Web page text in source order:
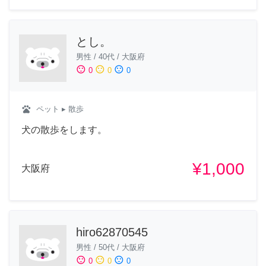
とし。
男性 / 40代 / 大阪府
sentiment_satisfied 0 sentiment_neutral 0 sentiment_dissatisfied 0
pets ペット ▸ 散歩
犬の散歩をします。
大阪府 ¥1,000
hiro62870545
男性 / 50代 / 大阪府
sentiment_satisfied 0 sentiment_neutral 0 sentiment_dissatisfied 0